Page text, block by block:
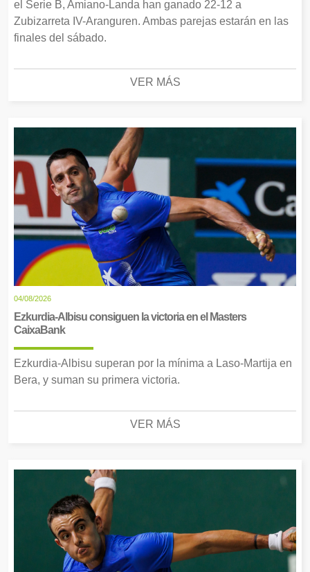
el Serie B, Amiano-Landa han ganado 22-12 a
Zubizarreta IV-Aranguren. Ambas parejas estarán en las
finales del sábado.
VER MÁS
04/08/2026
Ezkurdia-Albisu consiguen la victoria en el Masters
CaixaBank
Ezkurdia-Albisu superan por la mínima a Laso-Martija en
Bera, y suman su primera victoria.
VER MÁS